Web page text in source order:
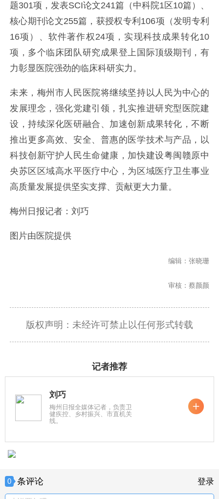
题301项，发表SCI论文241篇（中科院1区10篇）、
核心期刊论文255篇，获授权专利106项（发明专利
16项）、软件著作权24项，实现科技成果转化10
项，多个临床团队研究成果登上国际顶级期刊，有
力彰显医院强劲的临床科研实力。
未来，梅州市人民医院将继续坚持以人民为中心的
发展理念，强化党建引领，扎实推进研究型医院建
设，持续深化医研融合、加速创新成果转化，不断
推出更多高效、安全、普惠的医学技术与产品，以
科技创新守护人民生命健康，加快建设粤闽赣原中
央苏区区域高水平医疗中心，为区域医疗卫生事业
高质量发展提供坚实支撑、贡献更大力量。
梅州日报记者：刘巧
图片由医院提供
编辑：张晓珊
审核：蔡颜颜
版权声明：未经许可禁止以任何形式转载
记者推荐
刘巧
梅州日报全媒体记者，负责卫
健疾控、乡村振兴、市直机关
线。
0 条评论 登录